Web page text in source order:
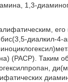
1,3-
диалкил-
(PACP). Таким